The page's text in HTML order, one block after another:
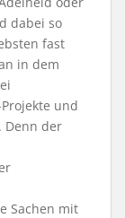
dabei so
fast
in dem
und
Denn der
Sachen mit